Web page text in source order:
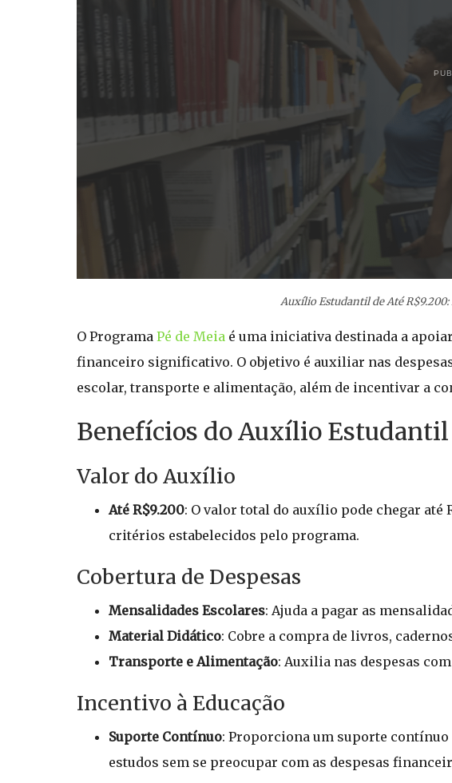
Auxílio Estudantil de Até
O Programa Pé de Meia é uma iniciativa destinada a
financeiro significativo. O objetivo é auxiliar nas
escolar, transporte e alimentação, além de incentivar a
Benefícios do Auxílio Estudantil
Valor do Auxílio
Até R$9.200: O valor total do auxílio pode chegar até
critérios estabelecidos pelo programa.
Cobertura de Despesas
Mensalidades Escolares: Ajuda a pagar as
Material Didático: Cobre a compra de livros,
Transporte e Alimentação: Auxilia nas despesas
Incentivo à Educação
Suporte Contínuo: Proporciona um suporte
estudos sem se preocupar com as despesas